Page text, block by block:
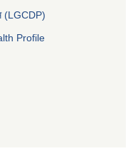
(LGCDP)
Profile